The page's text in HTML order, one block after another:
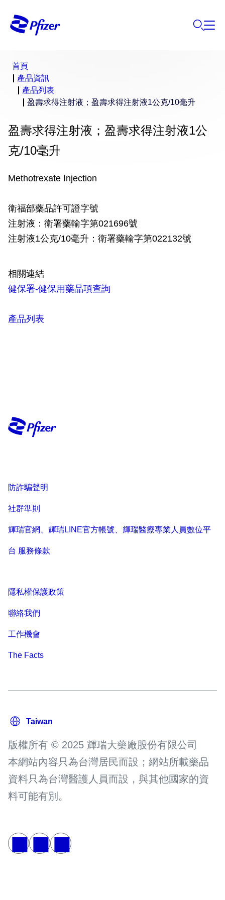
首頁
產品資訊
產品列表
盈壽求得注射液；盈壽求得注射液1公克/10毫升
盈壽求得注射液；盈壽求得注射液1公
克/10毫升
Methotrexate Injection
衛福部藥品許可證字號
注射液：衛署藥輸字第021696號
注射液1公克/10毫升：衛署藥輸字第022132號
相關連結
健保署-健保用藥品項查詢
產品列表
防詐騙聲明
社群準則
輝瑞官網、輝瑞LINE官方帳號、輝瑞醫療專業人員數位平
台 服務條款
隱私權保護政策
聯絡我們
工作機會
The Facts
版權所有 © 2025 輝瑞大藥廠股份有限公司
本網站內容只為台灣居民而設；網站所載藥品
資料只為台灣醫護人員而設，與其他國家的資
料可能有別。